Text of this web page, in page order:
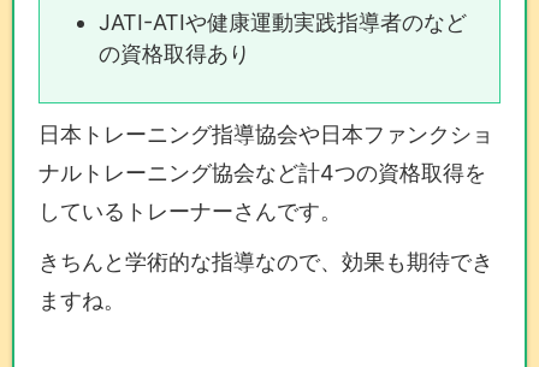
JATI-ATIや健康運動実践指導者のなど
の資格取得あり
日本トレーニング指導協会や日本ファンクショ
ナルトレーニング協会など計4つの資格取得を
しているトレーナーさんです。
きちんと学術的な指導なので、効果も期待でき
ますね。